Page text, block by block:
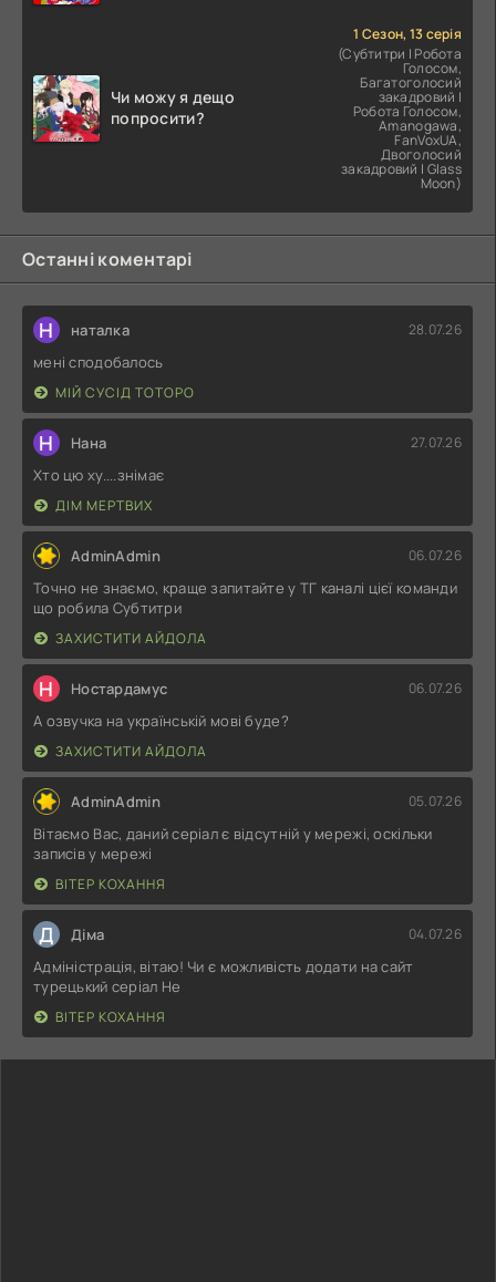
Чи можу я дещо
попросити?
1 Сезон, 13 серія
(Субтитри | Робота
Голосом,
Багатоголосий
закадровий |
Робота Голосом,
Amanogawa,
FanVoxUA,
Двоголосий
закадровий | Glass
Moon)
Останні коментарі
Н наталка 28.07.26
мені сподобалось
МІЙ СУСІД ТОТОРО
Н Нана 27.07.26
Хто цю ху....знімає
ДІМ МЕРТВИХ
AdminAdmin 06.07.26
Точно не знаємо, краще запитайте у ТГ каналі цієї команди
що робила Субтитри
ЗАХИСТИТИ АЙДОЛА
Н Ностардамус 06.07.26
А озвучка на українській мові буде?
ЗАХИСТИТИ АЙДОЛА
AdminAdmin 05.07.26
Вітаємо Вас, даний серіал є відсутній у мережі, оскільки
записів у мережі
ВІТЕР КОХАННЯ
Д Діма 04.07.26
Адміністрація, вітаю! Чи є можливість додати на сайт
турецький серіал Не
ВІТЕР КОХАННЯ